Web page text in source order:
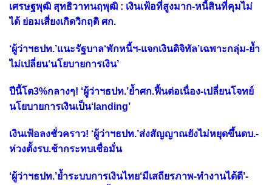
เศรษฐพุฒิ สุทธิวาทนฤพุฒิ : เงินเฟ้อที่สูงมาก-หนี้สินที่คุมไม่
ได้ ย่อมเสี่ยงเกิดวิกฤติ ศก.
‘ผู้ว่าฯธปท.’แนะรัฐบาล‘พักหนี้ฯ-แจกเงินดิจิทัล’เฉพาะกลุ่ม-ย้ำ
ไม่เปลี่ยน‘นโยบายการเงิน’
ปีนี้โต3%กลางๆ! ‘ผู้ว่าฯธปท.’ย้ำศก.ฟื้นต่อเนื่อง-เปลี่ยนโจทย์
นโยบายการเงินเป็น‘landing’
เงินเฟ้อลงชั่วคราว! ‘ผู้ว่าฯธปท.’ส่งสัญญาณยังไม่หยุดขึ้นดบ.-
ห่วงตั้งรบ.ช้ากระทบเชื่อมั่น
‘ผู้ว่าฯธปท.’ย้ำระบบการเงินไทย‘มีเสถียรภาพ-ทำงานได้ดี’-